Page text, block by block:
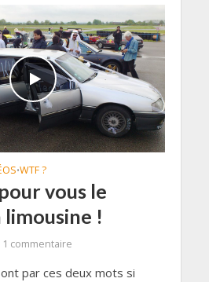
•WTF ?
vous le
limousine !
1 commentaire
par ces deux mots si